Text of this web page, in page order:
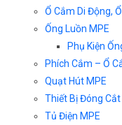
Ổ Cắm Di Động,
Ống Luồn MPE
Phụ Kiện
Phích Cắm – Ổ
Quạt Hút MPE
Thiết Bị Đóng Cắt
Tủ Điện MPE